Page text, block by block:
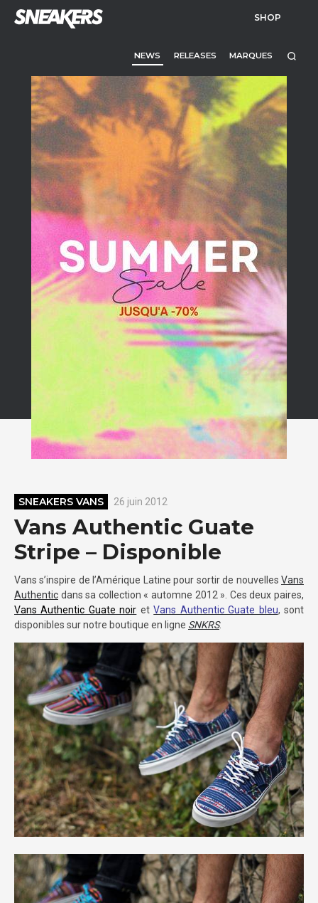
SHOP
NEWS RELEASES MARQUES
SNEAKERS VANS 26 juin 2012
Vans Authentic Guate
Stripe – Disponible
Vans s’inspire de l’Amérique Latine pour sortir de nouvelles Vans
Authentic dans sa collection « automne 2012 ». Ces deux paires,
Vans Authentic Guate noir etVans Authentic Guate bleu, sont
disponibles sur notre boutique en ligne SNKRS.